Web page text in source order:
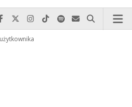
po prostu do nas zadzwoń
Odwiedź nas na Facebook-u
Odwiedź nas na X
Odwiedź nas na Instagram-ie
Odwiedź nas na TikTok-u
Szukaj nas na Spotify
Wyślij do nas
Szukaj